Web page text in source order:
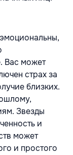
Вас может
страх за
близких.
Звезды
и
может
и простого